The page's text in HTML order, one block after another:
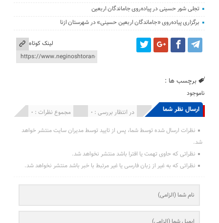
تجلی شور حسینی در پیاده‌روی جاماندگان اربعین
برگزاری پیاده‌روی «جاماندگان اربعین حسینی» در شهرستان ازنا
لینک کوتاه
برچسب ها :
ناموجود
ارسال نظر شما مجموع نظرات : 0 در انتظار بررسی : 0 انتشار یافته : 0
نظرات ارسال شده توسط شما، پس از تایید توسط مدیران سایت منتشر خواهد
شد.
نظراتی که حاوی تهمت یا افترا باشد منتشر نخواهد شد.
نظراتی که به غیر از زبان فارسی یا غیر مرتبط با خبر باشد منتشر نخواهد شد.